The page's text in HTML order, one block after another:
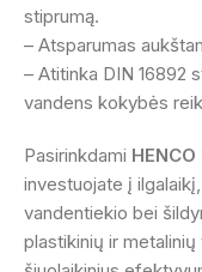
stiprumą.
– Atsparumas
– Atitinka DIN 16892
vandens kokybės
Pasirinkdami
investuojate į
vandentiekio bei
plastikinių ir